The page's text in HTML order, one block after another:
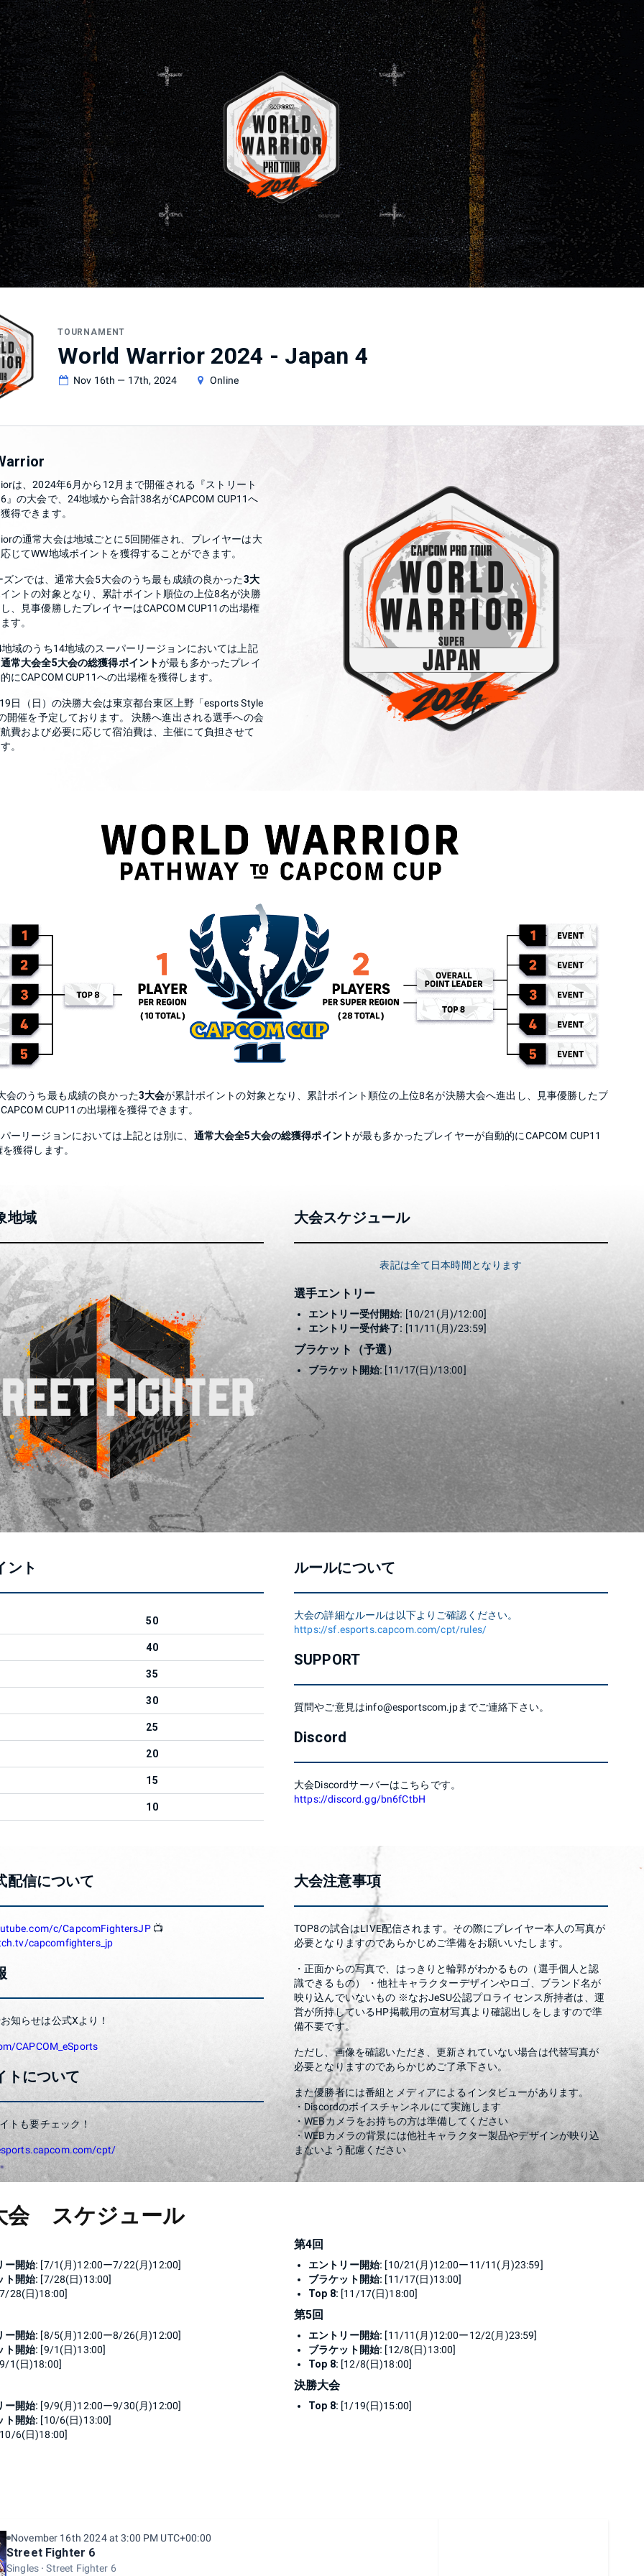
TOURNAMENT
World Warrior 2024 - Japan 4
Nov 16th — 17th, 2024 Online
は、2024年6月から12月まで開催される『ストリート
』の大会で、24地域から合計38名がCAPCOM CUP11へ
得できます。
の通常大会は地域ごとに5回開催され、プレイヤーは大
じてWW地域ポイントを獲得することができます。
ンでは、通常大会5大会のうち最も成績の良かった3大
ントの対象となり、累計ポイント順位の上位8名が決勝
、見事優勝したプレイヤーはCAPCOM CUP11の出場権
す。
域のうち14地域のスーパーリージョンにおいては上記
通常大会全5大会の総獲得ポイントが最も多かったプレイ
にCAPCOM CUP11への出場権を獲得します。
日（日）の決勝大会は東京都台東区上野「esports Style
開催を予定しております。 決勝へ進出される選手への会
費および必要に応じて宿泊費は、主催にて負担させて
。
会のうち最も成績の良かった3大会が累計ポイントの対象となり、累計ポイント順位の上位8名が決勝大会へ進出し、見事優勝したプ
CUP11の出場権を獲得できます。
ーリージョンにおいては上記とは別に、 通常大会全5大会の総獲得ポイントが最も多かったプレイヤーが自動的にCAPCOM CUP11
獲得します。
地域 大会スケジュール
表記は全て日本時間となります
選手エントリー
エントリー受付開始: [10/21(月)/12:00]
エントリー受付終了: [11/11(月)/23:59]
ブラケット（予選）
ブラケット開始: [11/17(日)/13:00]
ント
50
40
35
30
25
20
15
10
ルールについて
大会の詳細なルールは以下よりご確認ください。
https://sf.esports.capcom.com/cpt/rules/
SUPPORT
質問やご意見はinfo@esportscom.jpまでご連絡下さい。
Discord
大会Discordサーバーはこちらです。
https://discord.gg/bn6fCtbH
配信について
c/CapcomFightersJP📺
capcomfighters_jp
知らせは公式Xより！
CAPCOM_eSports
トについて
トも要チェック！
cpt/
大会注意事項
TOP8の試合はLIVE配信されます。その際にプレイヤー本人の写真が
必要となりますのであらかじめご準備をお願いいたします。
・正面からの写真で、はっきりと輪郭がわかるもの（選手個人と認
識できるもの） ・他社キャラクターデザインやロゴ、ブランド名が
映り込んでいないもの ※なおJeSU公認プロライセンス所持者は、運
営が所持しているHP掲載用の宣材写真より確認出しをしますので準
備不要です。
ただし、画像を確認いただき、更新されていない場合は代替写真が
必要となりますのであらかじめご了承下さい。
また優勝者には番組とメディアによるインタビューがあります。
・Discordのボイスチャンネルにて実施します
・WEBカメラをお持ちの方は準備してください
・WEBカメラの背景には他社キャラクター製品やデザインが映り込
まないよう配慮ください
会 スケジュール
ー開始: [7/1(月)12:00ー7/22(月)12:00]
ト開始: [7/28(日)13:00]
28(日)18:00]
ー開始: [8/5(月)12:00ー8/26(月)12:00]
ト開始: [9/1(日)13:00]
1(日)18:00]
ー開始: [9/9(月)12:00ー9/30(月)12:00]
ト開始: [10/6(日)13:00]
6(日)18:00]
第4回
エントリー開始: [10/21(月)12:00ー11/11(月)23:59]
ブラケット開始: [11/17(日)13:00]
Top 8: [11/17(日)18:00]
第5回
エントリー開始: [11/11(月)12:00ー12/2(月)23:59]
ブラケット開始: [12/8(日)13:00]
Top 8: [12/8(日)18:00]
決勝大会
Top 8: [1/19(日)15:00]
November 16th 2024 at 3:00 PM UTC+00:00
Street Fighter 6
Singles Street Fighter 6